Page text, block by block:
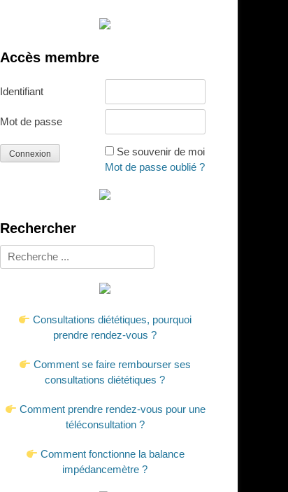
Accès membre
Identifiant
Mot de passe
Se souvenir de moi
Mot de passe oublié ?
Rechercher
Rechercher :
Consultations diététiques, pourquoi
prendre rendez-vous ?
Comment se faire rembourser ses
consultations diététiques ?
Comment prendre rendez-vous pour une
téléconsultation ?
Comment fonctionne la balance
impédancemètre ?